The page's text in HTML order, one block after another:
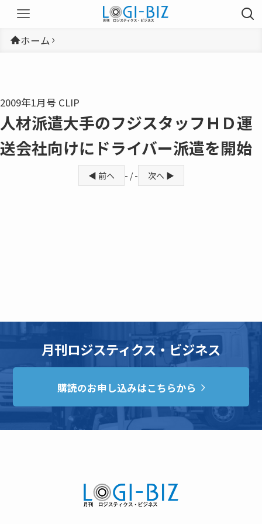
ホーム
2009年1月号 CLIP
人材派遣大手のフジスタッフＨＤ運
送会社向けにドライバー派遣を開始
◀ 前へ - / - 次へ ▶
月刊ロジスティクス・ビジネス
購読のお申し込みはこちらから